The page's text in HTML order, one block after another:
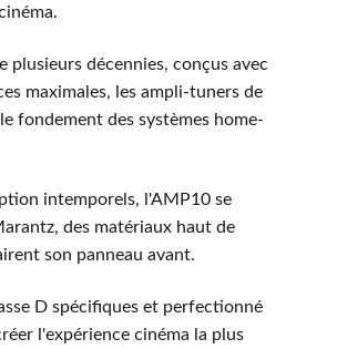
plusieurs décennies, conçus avec
maximales, les ampli-tuners de
fondement des systèmes home-
intemporels, l'AMP10 se
des matériaux haut de
son panneau avant.
D spécifiques et perfectionné
l'expérience cinéma la plus